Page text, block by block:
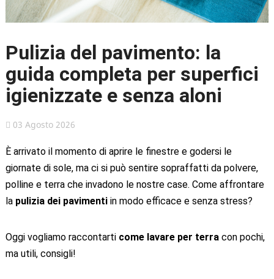
Pulizia del pavimento: la
guida completa per superfici
igienizzate e senza aloni
03 Agosto 2026
È arrivato il momento di aprire le finestre e godersi le
giornate di sole, ma ci si può sentire sopraffatti da polvere,
polline e terra che invadono le nostre case. Come affrontare
la pulizia dei pavimentiin modo efficace e senza stress?
Oggi vogliamo raccontarti come lavare per terracon pochi,
ma utili, consigli!